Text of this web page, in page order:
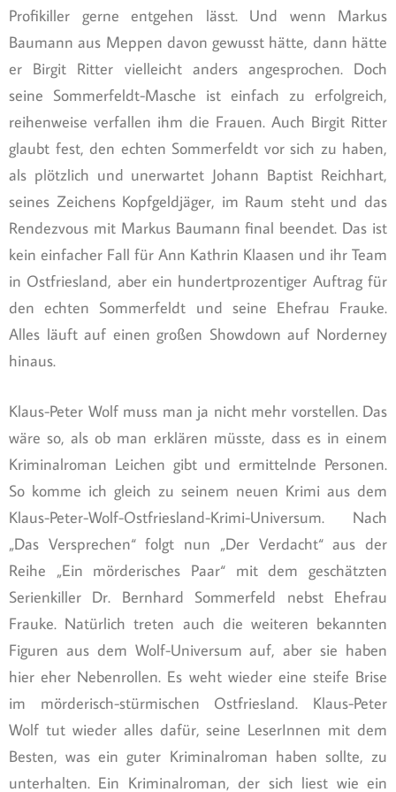
Profikiller gerne entgehen lässt. Und wenn Markus
Baumann aus Meppen davon gewusst hätte, dann hätte
er Birgit Ritter vielleicht anders angesprochen. Doch
seine Sommerfeldt-Masche ist einfach zu erfolgreich,
reihenweise verfallen ihm die Frauen. Auch Birgit Ritter
glaubt fest, den echten Sommerfeldt vor sich zu haben,
als plötzlich und unerwartet Johann Baptist Reichhart,
seines Zeichens Kopfgeldjäger, im Raum steht und das
Rendezvous mit Markus Baumann final beendet. Das ist
kein einfacher Fall für Ann Kathrin Klaasen und ihr Team
in Ostfriesland, aber ein hundertprozentiger Auftrag für
den echten Sommerfeldt und seine Ehefrau Frauke.
Alles läuft auf einen großen Showdown auf Norderney
hinaus.
Klaus-Peter Wolf muss man ja nicht mehr vorstellen. Das
wäre so, als ob man erklären müsste, dass es in einem
Kriminalroman Leichen gibt und ermittelnde Personen.
So komme ich gleich zu seinem neuen Krimi aus dem
Klaus-Peter-Wolf-Ostfriesland-Krimi-Universum. Nach
„Das Versprechen“ folgt nun „Der Verdacht“ aus der
Reihe „Ein mörderisches Paar“ mit dem geschätzten
Serienkiller Dr. Bernhard Sommerfeld nebst Ehefrau
Frauke. Natürlich treten auch die weiteren bekannten
Figuren aus dem Wolf-Universum auf, aber sie haben
hier eher Nebenrollen. Es weht wieder eine steife Brise
im mörderisch-stürmischen Ostfriesland. Klaus-Peter
Wolf tut wieder alles dafür, seine LeserInnen mit dem
Besten, was ein guter Kriminalroman haben sollte, zu
unterhalten. Ein Kriminalroman, der sich liest wie ein